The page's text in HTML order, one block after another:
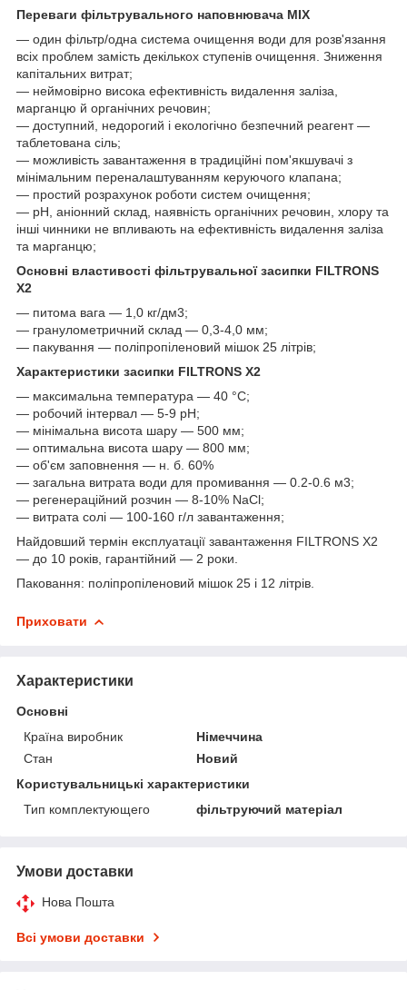
Переваги фільтрувального наповнювача MIX
— один фільтр/одна система очищення води для розв'язання
всіх проблем замість декількох ступенів очищення. Зниження
капітальних витрат;
— неймовірно висока ефективність видалення заліза,
марганцю й органічних речовин;
— доступний, недорогий і екологічно безпечний реагент —
таблетована сіль;
— можливість завантаження в традиційні пом'якшувачі з
мінімальним переналаштуванням керуючого клапана;
— простий розрахунок роботи систем очищення;
— pH, аніонний склад, наявність органічних речовин, хлору та
інші чинники не впливають на ефективність видалення заліза
та марганцю;
Основні властивості фільтрувальної засипки FILTRONS
X2
— питома вага — 1,0 кг/дм3;
— гранулометричний склад — 0,3-4,0 мм;
— пакування — поліпропіленовий мішок 25 літрів;
Характеристики засипки FILTRONS X2
— максимальна температура — 40 °C;
— робочий інтервал — 5-9 рН;
— мінімальна висота шару — 500 мм;
— оптимальна висота шару — 800 мм;
— об'єм заповнення — н. б. 60%
— загальна витрата води для промивання — 0.2-0.6 м3;
— регенераційний розчин — 8-10% NaCl;
— витрата солі — 100-160 г/л завантаження;
Найдовший термін експлуатації завантаження FILTRONS X2
— до 10 років, гарантійний — 2 роки.
Паковання: поліпропіленовий мішок 25 і 12 літрів.
Приховати
Характеристики
Основні
Країна виробник
Німеччина
Стан
Новий
Користувальницькі характеристики
Тип комплектующего
фільтруючий матеріал
Умови доставки
Нова Пошта
Всі умови доставки